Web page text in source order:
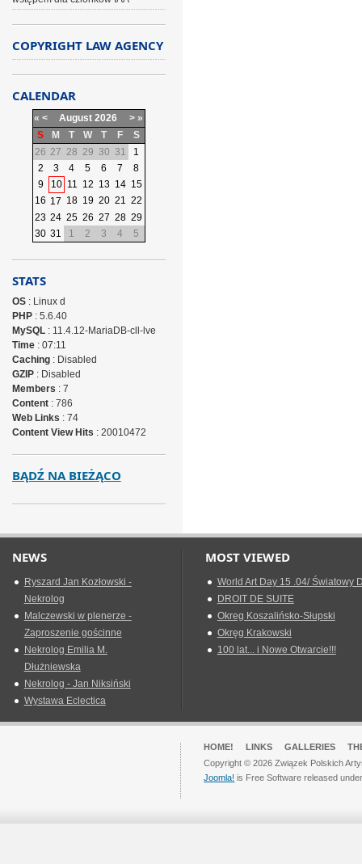
COPYRIGHT LAW AGENCY
CALENDAR
« < August 2026 > »
S
M T W T F
S
26 27 28 29 30 31
1
2
3 4 5 6 7
8
9
10 11 12 13 14 15
16 17 18 19 20 21 22
23 24 25 26 27 28 29
30 31 1 2 3 4 5
STATS
OS: Linux d
PHP: 5.6.40
MySQL: 11.4.12-MariaDB-cll-lve
Time: 07:11
Caching: Disabled
GZIP: Disabled
Members : 7
Content: 786
Web Links : 74
Content View Hits : 20010472
BĄDŹ NA BIEŻĄCO
NEWS
Ryszard Jan Kozłowski -
Nekrolog
Malczewski w plenerze -
Zaproszenie gościnne
Nekrolog Emilia M.
Dłużniewska
Nekrolog - Jan Niksiński
Wystawa Eclectica
MOST VIEWED
World Art Day 15 .04/ Światowy
DROIT DE SUITE
Okreg Koszalińsko-Słupski
Okręg Krakowski
100 lat... i Nowe Otwarcie!!!
HOME! LINKS GALLERIES
Copyright © 2026 Związek Polskich
Joomla! is Free Software released